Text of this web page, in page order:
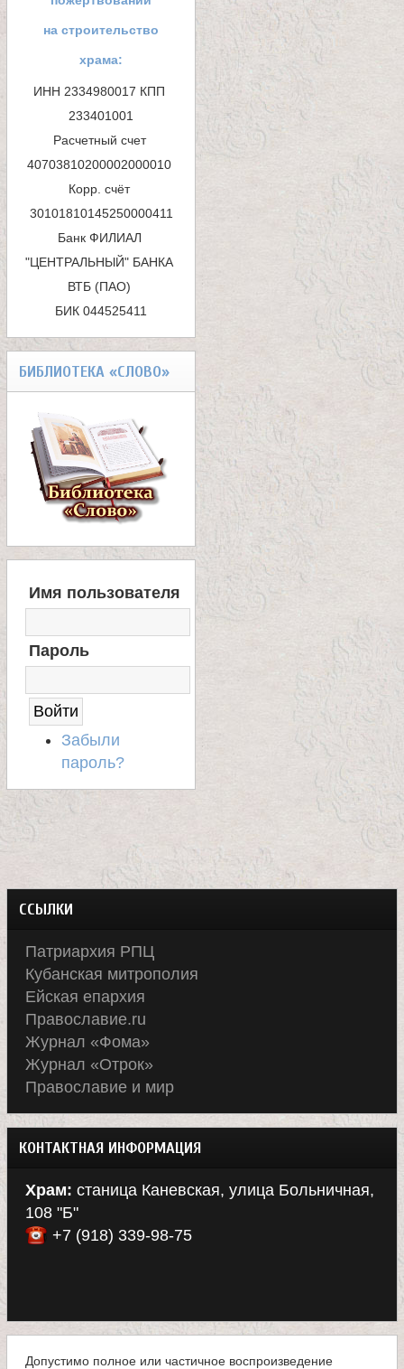
на строительство
храма:
ИНН 2334980017 КПП
233401001
Расчетный счет
40703810200002000010
Корр. счёт
Банк ФИЛИАЛ
"ЦЕНТРАЛЬНЫЙ" БАНКА
ВТБ (ПАО)
БИК 044525411
БИБЛИОТЕКА «СЛОВО»
Д
С
Имя пользователя
Пароль
Забыли
пароль?
м
п
о
с
ССЫЛКИ
Патриархия РПЦ
Кубанская митрополия
Ейская епархия
Православие.ru
Журнал «Фома»
Журнал «Отрок»
Православие и мир
КОНТАКТНАЯ ИНФОРМАЦИЯ
Храм: станица Каневская, улица Больничная,
108 "Б"
+7 (918) 339-98-75
Допустимо полное или частичное воспроизведение